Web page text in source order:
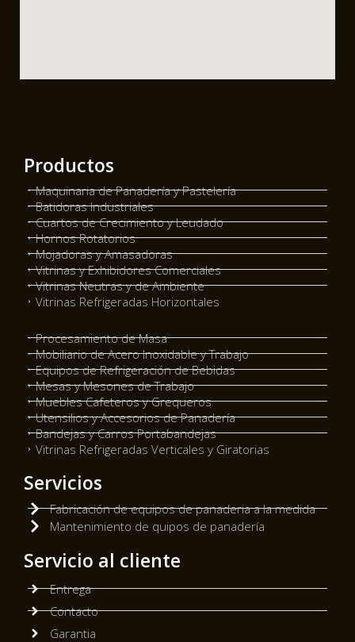
Productos
Maquinaria de Panadería y Pastelería
Batidoras Industriales
Cuartos de Crecimiento y Leudado
Hornos Rotatorios
Mojadoras y Amasadoras
Vitrinas y Exhibidores Comerciales
Vitrinas Neutras y de Ambiente
Vitrinas Refrigeradas Horizontales
Procesamiento de Masa
Mobiliario de Acero Inoxidable y Trabajo
Equipos de Refrigeración de Bebidas
Mesas y Mesones de Trabajo
Muebles Cafeteros y Grequeros
Utensilios y Accesorios de Panadería
Bandejas y Carros Portabandejas
Vitrinas Refrigeradas Verticales y Giratorias
Servicios
Fabricación de equipos de panaderia a la medida
Mantenimiento de quipos de panadería
Servicio al cliente
Entrega
Contacto
Garantia